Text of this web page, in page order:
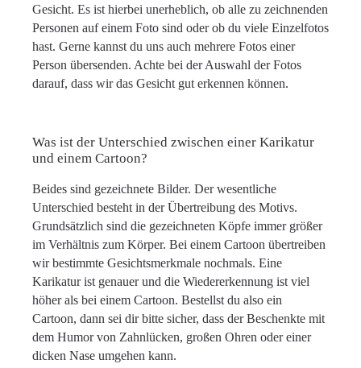
Gesicht. Es ist hierbei unerheblich, ob alle zu zeichnenden
Personen auf einem Foto sind oder ob du viele Einzelfotos
hast. Gerne kannst du uns auch mehrere Fotos einer
Person übersenden. Achte bei der Auswahl der Fotos
darauf, dass wir das Gesicht gut erkennen können.
Was ist der Unterschied zwischen einer Karikatur
und einem Cartoon?
Beides sind gezeichnete Bilder. Der wesentliche
Unterschied besteht in der Übertreibung des Motivs.
Grundsätzlich sind die gezeichneten Köpfe immer größer
im Verhältnis zum Körper. Bei einem Cartoon übertreiben
wir bestimmte Gesichtsmerkmale nochmals. Eine
Karikatur ist genauer und die Wiedererkennung ist viel
höher als bei einem Cartoon. Bestellst du also ein
Cartoon, dann sei dir bitte sicher, dass der Beschenkte mit
dem Humor von Zahnlücken, großen Ohren oder einer
dicken Nase umgehen kann.